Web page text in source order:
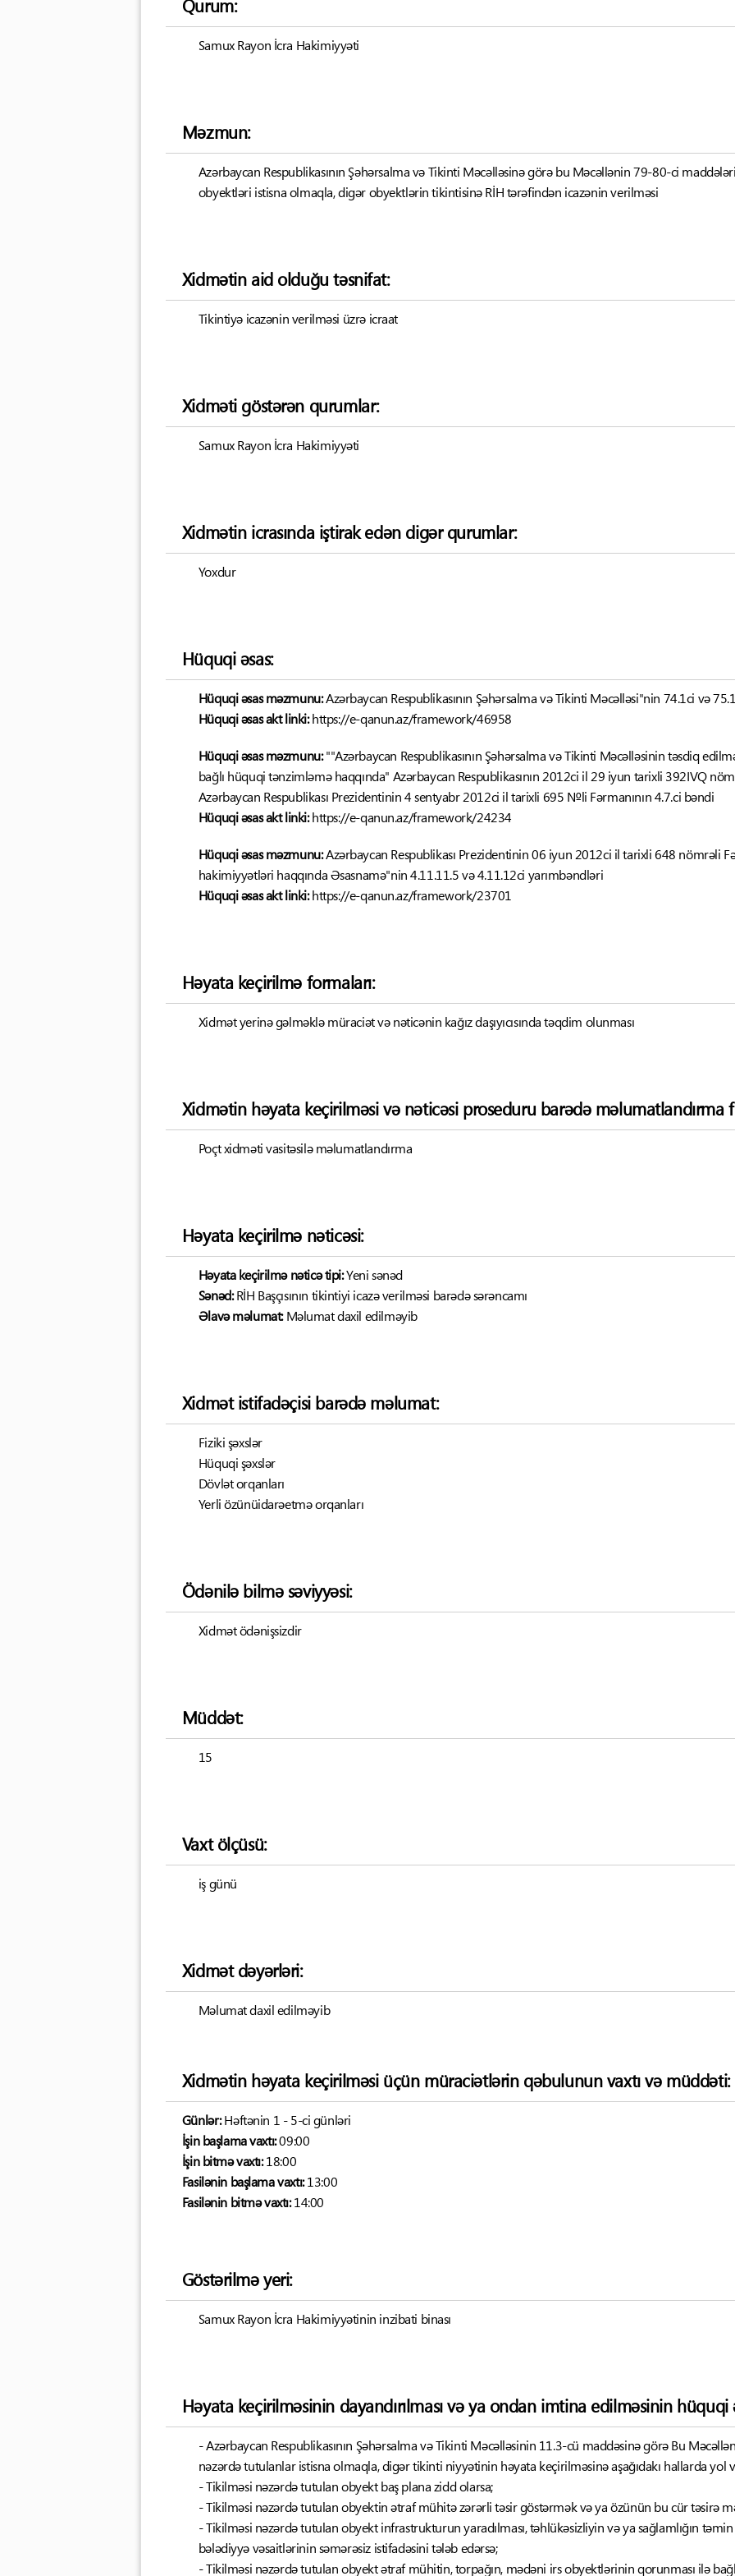
Qurum:
Samux Rayon İcra Hakimiyyəti
Məzmun:
Azərbaycan Respublikasının Şəhərsalma və Tikinti Məcəlləsinə görə bu Məcəllənin 79-80-ci
obyektləri istisna olmaqla, digər obyektlərin tikintisinə RİH tərəfindən icazənin verilməsi
Xidmətin aid olduğu təsnifat:
Tikintiyə icazənin verilməsi üzrə icraat
Xidməti göstərən qurumlar:
Samux Rayon İcra Hakimiyyəti
Xidmətin icrasında iştirak edən digər qurumlar:
Yoxdur
Hüquqi əsas:
Hüquqi əsas məzmunu:Azərbaycan Respublikasının Şəhərsalma və Tikinti Məcəlləsi"nin 74.1ci və
Hüquqi əsas akt linki:https://e-qanun.az/framework/46958
Hüquqi əsas məzmunu:""Azərbaycan Respublikasının Şəhərsalma və Tikinti Məcəlləsinin təsdiq
bağlı hüquqi tənzimləmə haqqında" Azərbaycan Respublikasının 2012ci il 29 iyun tarixli 392IVQ
Azərbaycan Respublikası Prezidentinin 4 sentyabr 2012ci il tarixli 695 №li Fərmanının 4.7.ci bəndi
Hüquqi əsas akt linki:https://e-qanun.az/framework/24234
Hüquqi əsas məzmunu:Azərbaycan Respublikası Prezidentinin 06 iyun 2012ci il tarixli 648 nömrəli
hakimiyyətləri haqqında Əsasnamə"nin 4.11.11.5 və 4.11.12ci yarımbəndləri
Hüquqi əsas akt linki:https://e-qanun.az/framework/23701
Həyata keçirilmə formaları:
Xidmət yerinə gəlməklə müraciət və nəticənin kağız daşıyıcısında təqdim olunması
Xidmətin həyata keçirilməsi və nəticəsi proseduru barədə məlumatlandırma
Poçt xidməti vasitəsilə məlumatlandırma
Həyata keçirilmə nəticəsi:
Həyata keçirilmə nəticə tipi:Yeni sənəd
Sənəd:RİH Başçısının tikintiyi icazə verilməsi barədə sərəncamı
Əlavə məlumat:Məlumat daxil edilməyib
Xidmət istifadəçisi barədə məlumat:
Fiziki şəxslər
Hüquqi şəxslər
Dövlət orqanları
Yerli özünüidarəetmə orqanları
Ödənilə bilmə səviyyəsi:
Xidmət ödənişsizdir
Müddət:
15
Vaxt ölçüsü:
iş günü
Xidmət dəyərləri:
Məlumat daxil edilməyib
Xidmətin həyata keçirilməsi üçün müraciətlərin qəbulunun vaxtı və müddəti:
Günlər:Həftənin 1 - 5-ci günləri
İşin başlama vaxtı:09:00
İşin bitmə vaxtı:18:00
Fasilənin başlama vaxtı:13:00
Fasilənin bitmə vaxtı:14:00
Göstərilmə yeri:
Samux Rayon İcra Hakimiyyətinin inzibati binası
Həyata keçirilməsinin dayandırılması və ya ondan imtina edilməsinin hüquqi
- Azərbaycan Respublikasının Şəhərsalma və Tikinti Məcəlləsinin 11.3-cü maddəsinə görə Bu
nəzərdə tutulanlar istisna olmaqla, digər tikinti niyyətinin həyata keçirilməsinə aşağıdakı hallarda yol
- Tikilməsi nəzərdə tutulan obyekt baş plana zidd olarsa;
- Tikilməsi nəzərdə tutulan obyektin ətraf mühitə zərərli təsir göstərmək və ya özünün bu cür təsirə
- Tikilməsi nəzərdə tutulan obyekt infrastrukturun yaradılması, təhlükəsizliyin və ya sağlamlığın
bələdiyyə vəsaitlərinin səmərəsiz istifadəsini tələb edərsə;
- Tikilməsi nəzərdə tutulan obyekt ətraf mühitin, torpağın, mədəni irs obyektlərinin qorunması ilə